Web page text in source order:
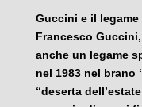
Guccini e il
Francesco
anche un legame
nel 1983 nel brano
“deserta